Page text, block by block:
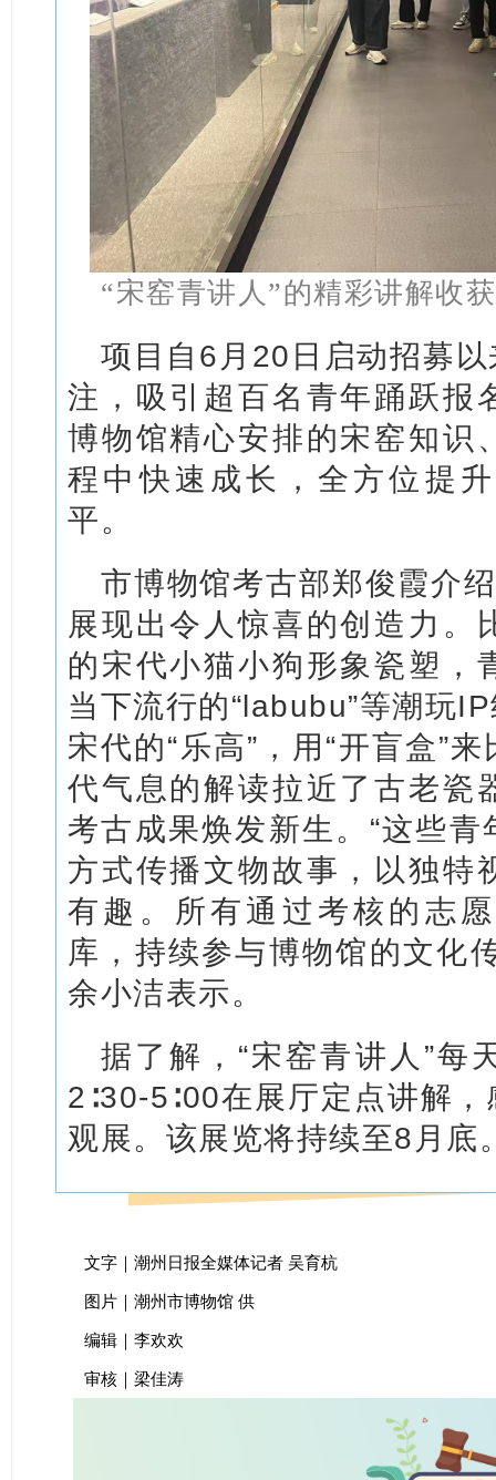
“宋窑青讲人”的精彩讲解收
项目自6月20日启动招募
注，吸引超百名青年踊跃报
博物馆精心安排的宋窑知识
程中快速成长，全方位提
平。
市博物馆考古部郑俊霞介
展现出令人惊喜的创造力。
的宋代小猫小狗形象瓷塑，
当下流行的“labubu”等潮玩
宋代的“乐高”，用“开盲盒”
代气息的解读拉近了古老瓷
考古成果焕发新生。“这些
方式传播文物故事，以独特
有趣。所有通过考核的志
库，持续参与博物馆的文化
余小洁表示。
据了解，“宋窑青讲人”每
2∶30-5∶00在展厅定点讲解
观展。该展览将持续至8月底
文字｜潮州日报全媒体记者吴育杭
图片｜潮州市博物馆 供
编辑｜李欢欢
审核｜梁佳涛